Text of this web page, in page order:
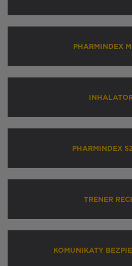
PHARMINDEX
PHARMINDEX
TRENER
KOMUNIKATY